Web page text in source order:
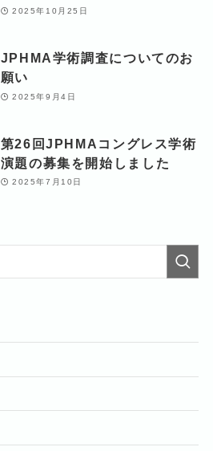
2025年10月25日
JPHMA学術調査についてのお
願い
2025年9月4日
第26回JPHMAコングレス学術
演題の募集を開始しました
2025年7月10日